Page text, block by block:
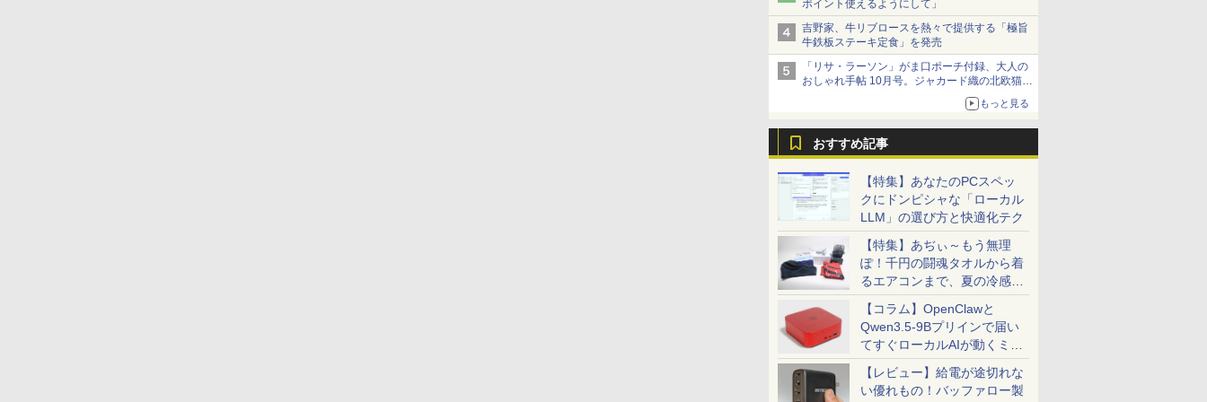
ポイント使えるようにして」
吉野家、牛リブロースを熱々で提供する「極旨
牛鉄板ステーキ定食」を発売
「リサ・ラーソン」がま口ポーチ付録、大人の
おしゃれ手帖 10月号。ジャカード織の北欧猫デ
もっと見る
おすすめ記事
【特集】あなたのPCスペッ
クにドンピシャな「ローカル
LLM」の選び方と快適化テク
【特集】あぢぃ～もう無理
ぽ！千円の闘魂タオルから着
るエアコンまで、夏の冷感グ
ッズ一挙紹介
【コラム】OpenClawと
Qwen3.5-9Bプリインで届い
てすぐローカルAIが動くミニ
PC「SER9 Pro」
【レビュー】給電が途切れな
い優れもの！バッファロー製